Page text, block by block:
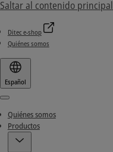
Saltar al contenido principal
Ditec e-shop
Quiénes somos
Español
Menu
Quiénes somos
Productos